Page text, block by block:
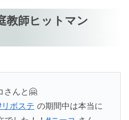
教師ヒットマン
さんと🤗
ボステ の期間中は本当に